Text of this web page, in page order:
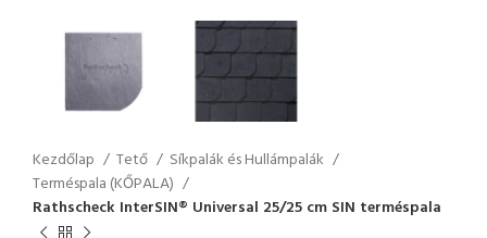
Kezdőlap Tető
Síkpalák és Hullámpalák
Terméspala (KŐPALA)
Rathscheck InterSIN® Universal 25/25 cm SIN terméspala